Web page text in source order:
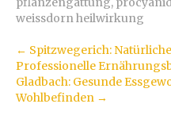
weissdorn heilwirkung
Artikel-
Navigation
← Spitzwegerich:
Professionelle
Gladbach: Gesunde
Wohlbefinden →